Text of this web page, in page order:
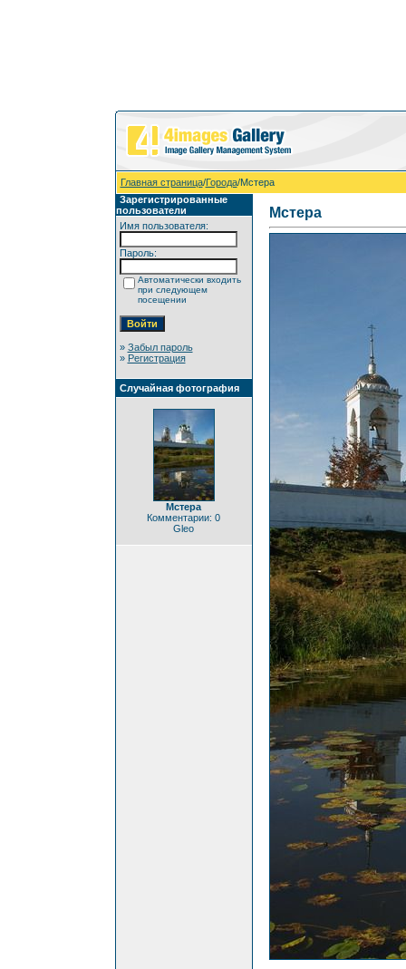
Главная страница/Города/Мстера
Зарегистрированные
пользователи
Имя пользователя:
Пароль:
Автоматически входить
при следующем
посещении
» Забыл пароль
» Регистрация
Случайная фотография
Мстера
Комментарии: 0
Gleo
Мстера